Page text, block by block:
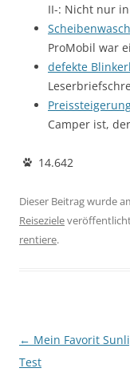
II-: Nicht nur
ProMobil war
defekte
Camper ist,
14.642
Dieser Beitrag wurde
Reiseziele
rentiere.
Beitragsnavigation
← Mein Favorit
Test